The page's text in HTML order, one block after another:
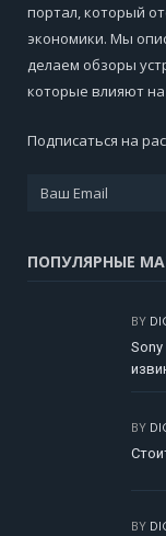
портал, который
экономики. Мы
делаем обзоры
которые влияют
Подписаться на
ПОПУЛЯРНЫЕ
BY
BY
BY